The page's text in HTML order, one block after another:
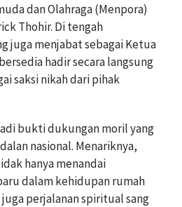
dan Olahraga (Menpora)
Thohir. Di tengah
juga menjabat sebagai Ketua
hadir secara langsung
saksi nikah dari pihak
bukti dukungan moril yang
nasional. Menariknya,
hanya menandai
dalam kehidupan rumah
perjalanan spiritual sang